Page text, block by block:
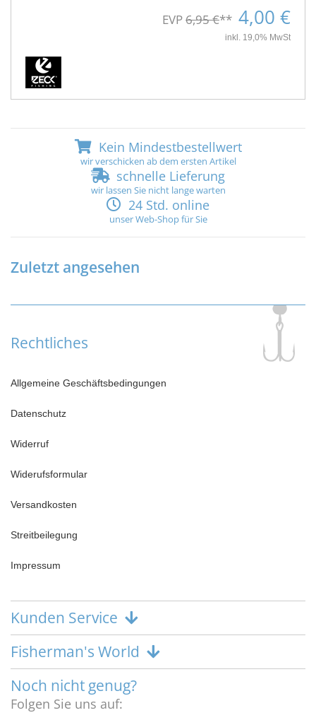
EVP6,95 €** 4,00 €
inkl. 19,0% MwSt
Kein Mindestbestellwert
wir verschicken ab dem ersten Artikel
schnelle Lieferung
wir lassen Sie nicht lange warten
24 Std. online
unser Web-Shop für Sie
Zuletzt angesehen
Rechtliches
Allgemeine Geschäftsbedingungen
Datenschutz
Widerruf
Widerufsformular
Versandkosten
Streitbeilegung
Impressum
Kunden Service
Fisherman's World
Noch nicht genug?
Folgen Sie uns auf: